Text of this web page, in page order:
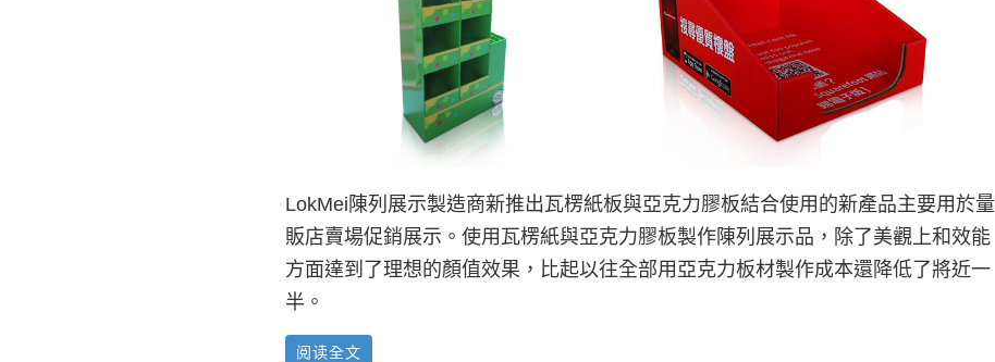
LokMei陳列展示製造商新推出瓦楞紙板與亞克力膠板結合使用的新產品主要用於量
販店賣場促銷展示。使用瓦楞紙與亞克力膠板製作陳列展示品，除了美觀上和效能
方面達到了理想的顏值效果，比起以往全部用亞克力板材製作成本還降低了將近一
半。
阅读全文